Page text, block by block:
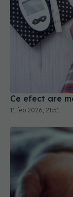
Ce efect are